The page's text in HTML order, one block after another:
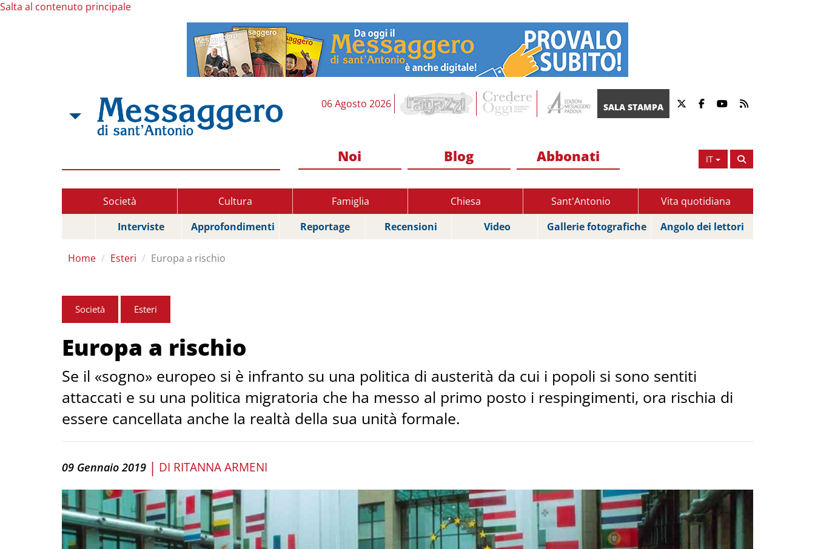
Salta al contenuto principale
06 Agosto 2026 SALA STAMPA
IT
Noi Blog Abbonati
Società Cultura Famiglia Chiesa Sant'Antonio
Vita quotidiana
Interviste
Approfondimenti Reportage Recensioni Video Gallerie fotografiche Angolo dei lettori
Home Esteri Europa a rischio
Società Esteri
Europa a rischio
Se il «sogno» europeo si è infranto su una politica di austerità da cui i popoli si sono sentiti
attaccati e su una politica migratoria che ha messo al primo posto i respingimenti, ora rischia di
essere cancellata anche la realtà della sua unità formale.
09 Gennaio 2019 | DI RITANNA ARMENI